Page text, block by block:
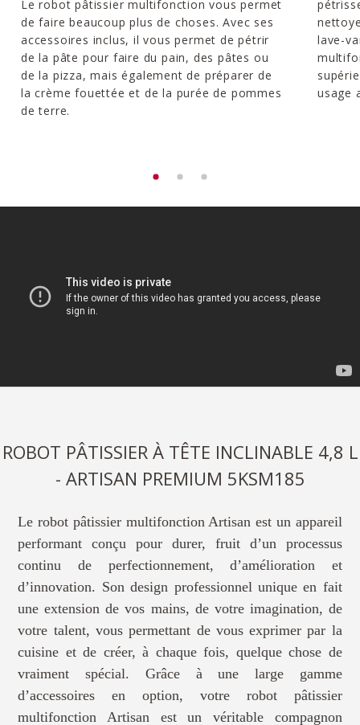
Le robot pâtissier multifonction vous permet
de faire beaucoup plus de choses. Avec ses
accessoires inclus, il vous permet de pétrir
de la pâte pour faire du pain, des pâtes ou
de la pizza, mais également de préparer de
la crème fouettée et de la purée de pommes
de terre.
lave-
usage
ROBOT PÂTISSIER À TÊTE INCLINABLE 4,8 L
- ARTISAN PREMIUM 5KSM185
Le robot pâtissier multifonction Artisan est un appareil
performant conçu pour durer, fruit d’un processus
continu de perfectionnement, d’amélioration et
d’innovation. Son design professionnel unique en fait
une extension de vos mains, de votre imagination, de
votre talent, vous permettant de vous exprimer par la
cuisine et de créer, à chaque fois, quelque chose de
vraiment spécial. Grâce à une large gamme
d’accessoires en option, votre robot pâtissier
multifonction Artisan est un véritable compagnon